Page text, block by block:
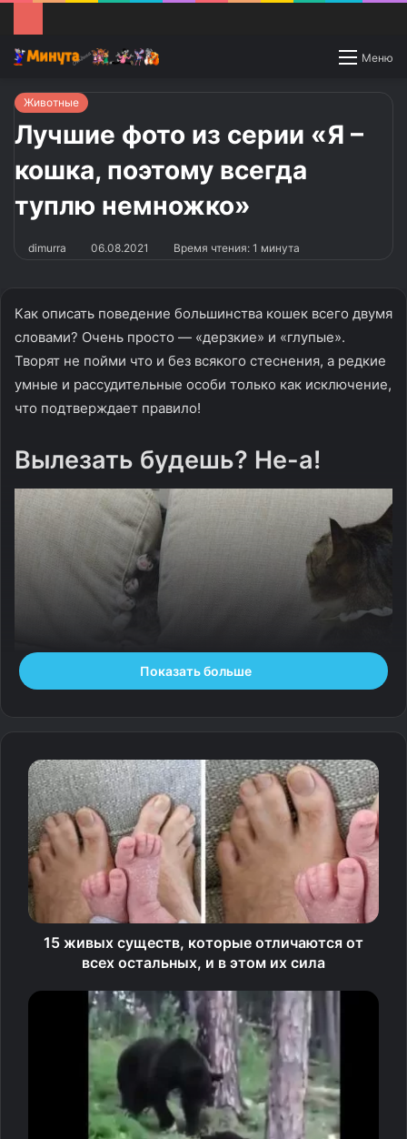
Меню
Switch
Животные
Лучшие фото из серии «Я –
кошка, поэтому всегда
туплю немножко»
dimurra 06.08.2021 Время чтения: 1 минута
Как описать поведение большинства кошек всего двумя
словами? Очень просто — «дерзкие» и «глупые».
Творят не пойми что и без всякого стеснения, а редкие
умные и рассудительные особи только как исключение,
что подтверждает правило!
Вылезать будешь? Не-а!
Источник фото: AnimalsBeingDerps
Я злой и страшный черный
кот! Я в еде всякой знаю толк!
Показать больше
15 живых существ, которые отличаются от
всех остальных, и в этом их сила